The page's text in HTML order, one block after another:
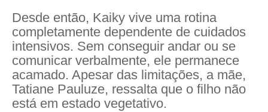
Desde então, Kaiky vive uma rotina
completamente dependente de cuidados
intensivos. Sem conseguir andar ou se
comunicar verbalmente, ele permanece
acamado. Apesar das limitações, a mãe,
Tatiane Pauluze, ressalta que o filho não
está em estado vegetativo.